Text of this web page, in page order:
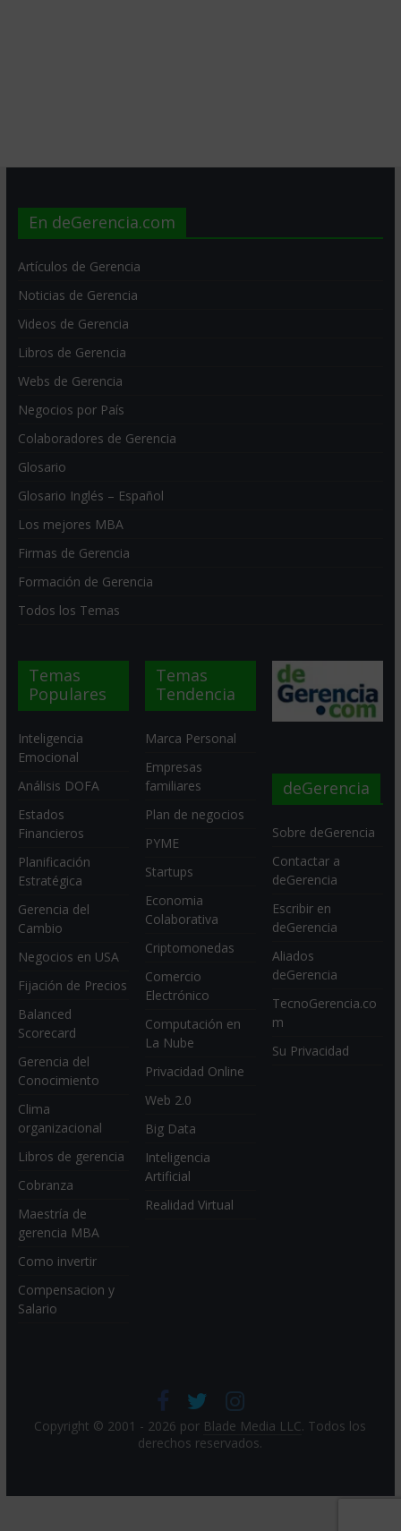
En deGerencia.com
Artículos de Gerencia
Noticias de Gerencia
Videos de Gerencia
Libros de Gerencia
Webs de Gerencia
Negocios por País
Colaboradores de Gerencia
Glosario
Glosario Inglés – Español
Los mejores MBA
Firmas de Gerencia
Formación de Gerencia
Todos los Temas
Temas
Populares
Inteligencia
Emocional
Análisis DOFA
Estados
Financieros
Planificación
Estratégica
Gerencia del
Cambio
Negocios en USA
Fijación de Precios
Balanced
Scorecard
Gerencia del
Conocimiento
Clima
organizacional
Libros de gerencia
Cobranza
Maestría de
gerencia MBA
Como invertir
Compensacion y
Salario
Temas
Tendencia
Marca Personal
Empresas
familiares
Plan de negocios
PYME
Startups
Economia
Colaborativa
Criptomonedas
Comercio
Electrónico
Computación en
La Nube
Privacidad Online
Web 2.0
Big Data
Inteligencia
Artificial
Realidad Virtual
deGerencia
Sobre deGerencia
Contactar a
deGerencia
Escribir en
deGerencia
Aliados
deGerencia
TecnoGerencia.co
m
Su Privacidad
Copyright © 2001 - 2026 por Blade Media LLC. Todos los
derechos reservados.